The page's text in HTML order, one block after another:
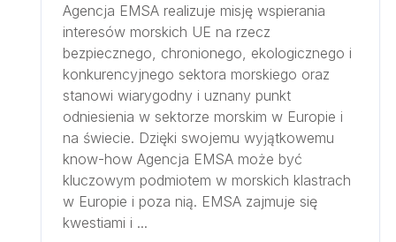
Agencja EMSA realizuje misję wspierania
interesów morskich UE na rzecz
bezpiecznego, chronionego, ekologicznego i
konkurencyjnego sektora morskiego oraz
stanowi wiarygodny i uznany punkt
odniesienia w sektorze morskim w Europie i
na świecie. Dzięki swojemu wyjątkowemu
know-how Agencja EMSA może być
kluczowym podmiotem w morskich klastrach
w Europie i poza nią. EMSA zajmuje się
kwestiami i ...